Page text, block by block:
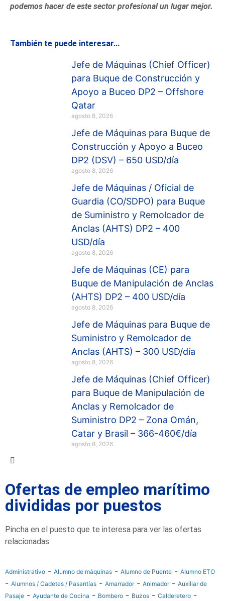
podemos hacer de este sector profesional un lugar mejor.
También te puede interesar...
Jefe de Máquinas (Chief Officer)
para Buque de Construcción y
Apoyo a Buceo DP2 – Offshore
Qatar
agosto 8, 2026
Jefe de Máquinas para Buque de
Construcción y Apoyo a Buceo
DP2 (DSV) – 650 USD/día
agosto 8, 2026
Jefe de Máquinas / Oficial de
Guardia (CO/SDPO) para Buque
de Suministro y Remolcador de
Anclas (AHTS) DP2 – 400
USD/día
agosto 8, 2026
Jefe de Máquinas (CE) para
Buque de Manipulación de Anclas
(AHTS) DP2 – 400 USD/día
agosto 8, 2026
Jefe de Máquinas para Buque de
Suministro y Remolcador de
Anclas (AHTS) – 300 USD/día
agosto 8, 2026
Jefe de Máquinas (Chief Officer)
para Buque de Manipulación de
Anclas y Remolcador de
Suministro DP2 – Zona Omán,
Catar y Brasil – 366-460€/día
agosto 8, 2026
Ofertas de empleo marítimo
divididas por puestos
Pincha en el puesto que te interesa para ver las ofertas
relacionadas
Administrativo - Alumno de máquinas - Alumno de Puente - Alumno ETO
- Alumnos / Cadetes / Pasantías - Amarrador- Animador- Auxiliar de
Pasaje - Ayudante de Cocina - Bombero - Buzos - Calderetero -